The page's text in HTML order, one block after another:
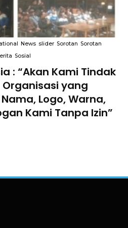
News slider Sorotan Sorotan
Sosial
: “Akan Kami Tindak
Organisasi yang
Logo, Warna,
Kami Tanpa Izin”